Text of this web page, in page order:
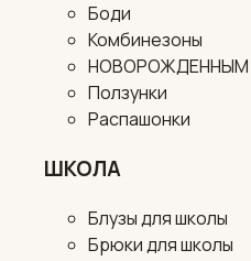
Боди
Комбинезоны
НОВОРОЖДЕННЫМ
Ползунки
Распашонки
ШКОЛА
Блузы для школы
Брюки для школы